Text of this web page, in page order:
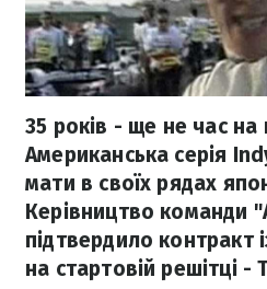
35 років - ще не час на
Американська серія
мати в своїх рядах
Керівництво команди
підтвердило контракт
на стартовій решітці